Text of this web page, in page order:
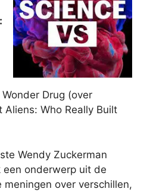
Drug (over
Who Really Built
Wendy Zuckerman
onderwerp uit de
over verschillen,